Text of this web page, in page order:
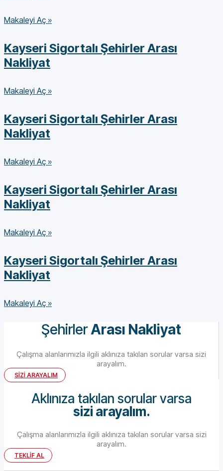
Makaleyi Aç »
Kayseri Sigortalı Şehirler Arası
Nakliyat
Makaleyi Aç »
Kayseri Sigortalı Şehirler Arası
Nakliyat
Makaleyi Aç »
Kayseri Sigortalı Şehirler Arası
Nakliyat
Makaleyi Aç »
Kayseri Sigortalı Şehirler Arası
Nakliyat
Makaleyi Aç »
ŞehirlerArası Nakliyat
Çalışma alanlarımızla ilgili aklınıza takılan sorular varsa sizi
arayalım.
SİZİ ARAYALIM
Aklınıza takılan sorular varsa
sizi arayalım.
Çalışma alanlarımızla ilgili aklınıza takılan sorular varsa sizi
arayalım.
TEKLİF AL